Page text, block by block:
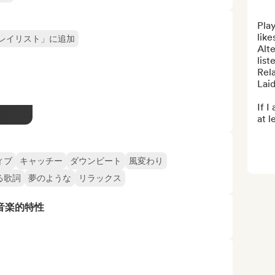
イリスト」に追加
ブ キャッチー ダウンビート
風変わり
歌詞
夢のような リラックス
楽的特性
If I
at